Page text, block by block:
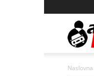
Naslovna